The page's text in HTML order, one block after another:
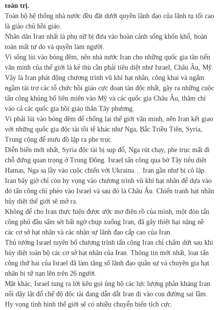
toàn trị.
Toàn bộ hệ thống nhà nước đều đặt dưới quyền lãnh đạo của lãnh tụ tối cao
là giáo chủ hồi giáo.
Nhân dân Iran nhất là phụ nữ bị đưa vào hoàn cảnh sống khốn khổ, hoàn
toàn mất tự do và quyền làm người.
Vì sống lùi vào bóng đêm, nên nhà nước Iran cho những quốc gia tân tiến
văn minh của thế giới là kẻ thù cần phải tiêu diệt như Israel, Châu Âu, Mỹ.
Vậy là Iran phát động chương trình vũ khí hạt nhân, công khai và ngấm
ngầm tài trợ các tổ chức hồi giáo cực đoan tàn độc nhất, gây ra những cuộc
tấn công khủng bố liên miên vào Mỹ và các quốc gia Châu Âu, thậm chí
vào cả các quốc gia hồi giáo thân Tây phương.
Vì phải lùi vào bóng đêm để chống lại thế giới văn minh, nên Iran kết giao
với những quốc gia độc tài tồi tệ khác như Nga, Bắc Triều Tiên, Syria,
Trung cộng để mưu đồ lập ra phe trục.
Diễn biến mới nhất, Syria độc tài bị sụp đổ, Nga rút chạy, phe trục mất đi
chỗ đứng quan trọng ở Trung Đông. Israel tấn công qua bờ Tây tiêu diệt
Hamas, Nga sa lầy vào cuộc chiến với Ukraina… Iran gần như bị cô lập.
Iran bây giờ chỉ còn hy vọng vào chương trình vũ khí hạt nhân để dựa vào
đó tấn công chí phèo vào Israel và sau đó là Châu Âu. Chiến tranh hạt nhân
hủy diệt thế giới sẽ mở ra.
Không để cho Iran thực hiện được ước mơ điên rồ của mình, một đòn tấn
công phủ đầu sấm sét bất ngờ chụp xuống Iran, đã gây thiệt hại nặng nề
các cơ sở hạt nhân và các nhân sự lãnh đạo cấp cao của Iran.
Thủ tướng Israel tuyên bố chương trình tấn công Iran chỉ chấm dứt sau khi
hủy diệt toàn bộ các cơ sở hạt nhân của Iran. Thông tin mới nhất, loạt tấn
công thứ hai của Israel đã làm tăng số lãnh đạo quân sự và chuyên gia hạt
nhân bị tử nạn lên trên 26 người.
Mặt khác, Israel tung ra lời kêu gọi ủng hộ các lực lượng phản kháng Iran
nổi dậy lật đổ chế độ độc tài đang dẫn dắt Iran đi vào con đường sai lầm.
Hy vọng tình hình thế giới sẽ có nhiều chuyển biến tích cực.